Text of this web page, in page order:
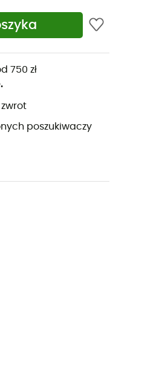
750 zł
zwrot
poszukiwaczy